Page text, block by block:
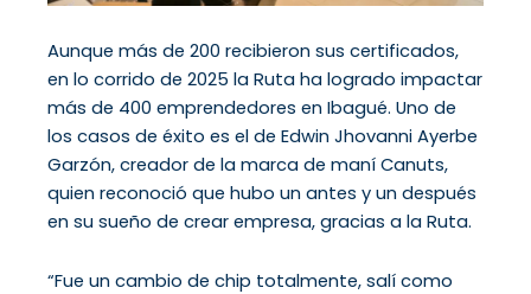
Aunque más de 200 recibieron sus certificados,
en lo corrido de 2025 la Ruta ha logrado impactar
más de 400 emprendedores en Ibagué. Uno de
los casos de éxito es el de Edwin Jhovanni Ayerbe
Garzón, creador de la marca de maní Canuts,
quien reconoció que hubo un antes y un después
en su sueño de crear empresa, gracias a la Ruta.
“Fue un cambio de chip totalmente, salí como